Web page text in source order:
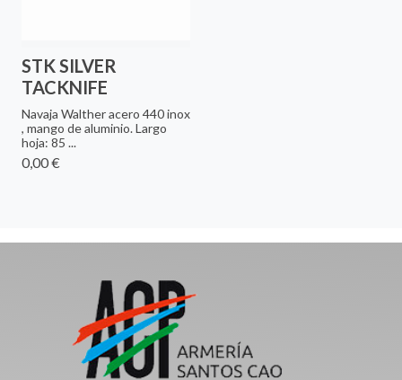
STK SILVER
TACKNIFE
Navaja Walther acero 440 inox
, mango de aluminio. Largo
hoja: 85 ...
0,00 €